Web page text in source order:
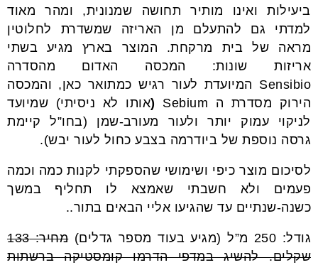
ביעילות ואינו מותיר תחושה שמנונית, ומהר מאוד
למדתי גם להתעלם מן האריזה שמשדרת לחלוטין
מראה של בית מרקחת. המוצר בארץ מגיע בשתי
אריזות שונות: המכסה האדום מהסדרה
Sensibio המיועדת לעור רגיש כמתואר כאן, והמכסה
הירוק מסדרת ה Sebium
(אותו לא ניסיתי) שמיועד
לניקוי עמוק יותר ולעור מעורב-שמן (בחו”ל קיימת
גרסה נוספת של ביודרמה בצבע כחול לעור יבש).
לסיכום מוצר כיפי ושימושי שהספקתי לקנות כמה וכמה
פעמים ולא חשבתי שאמצא לו תחליף במשך
כשנה-שנתיים עד שהגיעו אליי הבאים בתור..
גודל: 250 מ”ל (מגיע בעוד מספר גדלים)
מחיר: 133
שקלים. להשיג במדפי הדרמו קומסטיקה ברשתות